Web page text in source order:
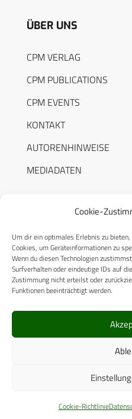
Cookie-
Um dir ein optimales Erlebnis zu
Cookies, um Geräteinformationen zu
Wenn du diesen Technologien
Surfverhalten oder eindeutige IDs auf
Zustimmung nicht erteilst oder
Funktionen beeinträchtigt werden.
Cookie-Richtlinie
ÜBER UNS
CPM VERLAG
CPM PUBLICATIONS
CPM EVENTS
KONTAKT
AUTORENHINWEISE
MEDIADATEN
RECHTLICHES
Datenschutzerklärung
Cookie-Richtlinie (EU)
© 2025 CPM GmbH